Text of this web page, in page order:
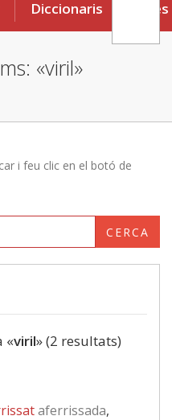
Diccionaris Eines
«viril»
i feu clic en el botó de
CERCA
«viril» (2 resultats)
aferrissada,